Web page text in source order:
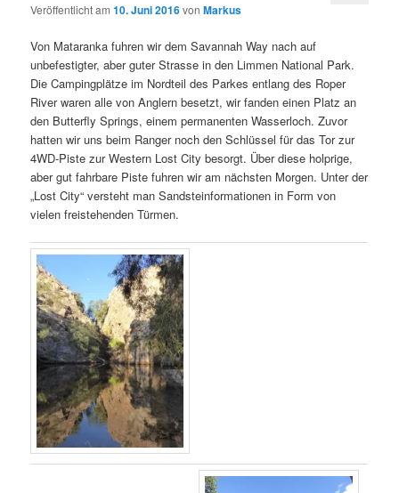
Veröffentlicht am10. Juni 2016vonMarkus
Von Mataranka fuhren wir dem Savannah Way nach auf
unbefestigter, aber guter Strasse in den Limmen National Park.
Die Campingplätze im Nordteil des Parkes entlang des Roper
River waren alle von Anglern besetzt, wir fanden einen Platz an
den Butterfly Springs, einem permanenten Wasserloch. Zuvor
hatten wir uns beim Ranger noch den Schlüssel für das Tor zur
4WD-Piste zur Western Lost City besorgt. Über diese holprige,
aber gut fahrbare Piste fuhren wir am nächsten Morgen. Unter der
„Lost City“ versteht man Sandsteinformationen in Form von
vielen freistehenden Türmen.